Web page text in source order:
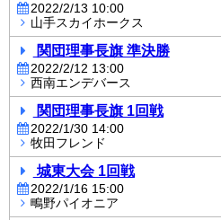
2022/2/13 10:00
山手スカイホークス
関団理事長旗 準決勝
2022/2/12 13:00
西南エンデバース
関団理事長旗 1回戦
2022/1/30 14:00
牧田フレンド
城東大会 1回戦
2022/1/16 15:00
鴫野パイオニア